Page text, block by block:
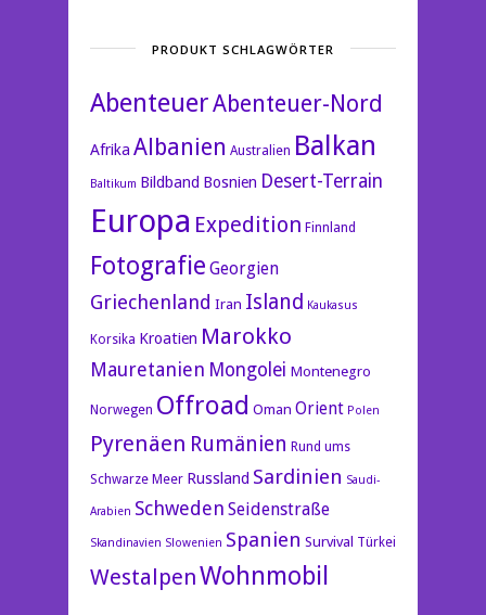
PRODUKT SCHLAGWÖRTER
AbenteuerAbenteuer-Nord
Afrika Albanien Australien Balkan
Baltikum Bildband Bosnien Desert-Terrain
Europa Expedition Finnland
Fotografie Georgien
Griechenland Iran Island Kaukasus
Korsika Kroatien Marokko
Mauretanien Mongolei Montenegro
Norwegen Offroad Oman Orient Polen
Pyrenäen Rumänien Rund ums
Schwarze Meer Russland Sardinien Saudi-
Arabien Schweden Seidenstraße
Skandinavien Slowenien Spanien Survival Türkei
WestalpenWohnmobil